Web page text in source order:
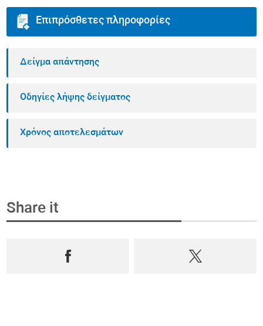
Επιπρόσθετες πληροφορίες
Δείγμα απάντησης
Οδηγίες λήψης δείγματος
Χρόνος αποτελεσμάτων
Share it